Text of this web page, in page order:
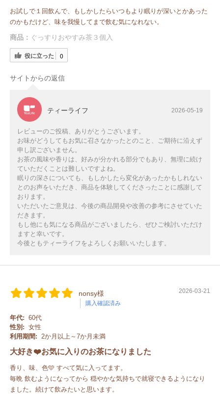
お試しで１回飲んで、もしかしたらいつもより眠りが深いとかあった
のかもだけど、味を我慢してまで飲む気になれない。
商品： ぐっすりおやすみ茶３個入
役に立った 0
サイトからの返信
ティーライフ 2026-05-19
レビューのご投稿、ありがとうございます。
お味がどうしてもお気に召さなかったとのこと、ご期待に沿えず
申し訳ございません。
お茶の風味や香りは、好みが分かれる部分でもあり、無理に続け
ていただくことは難しいですよね。
眠りの深さについても、もしかしたら変化があったかもしれない
とのお声をいただき、商品を体験してくださったことに感謝して
おります。
いただいたご意見は、今後の商品開発や改善の参考にさせていた
だきます。
もし他にも気になる商品がございましたら、ぜひご検討いただけ
ますと幸いです。
今後ともティーライフをよろしくお願いいたします。
nonsy様
購入確認済み
2026-03-21
年代: 60代
性別: 女性
利用期間: 2か月以上～7か月未満
大好き❤️お気に入りのお茶になりました
香り、味、色🩵 すべて気に入ってます。
毎晩 飲むようになってから 穏やかな気持ちで就寝できるようになり
ました。続けて飲みたいと思います。